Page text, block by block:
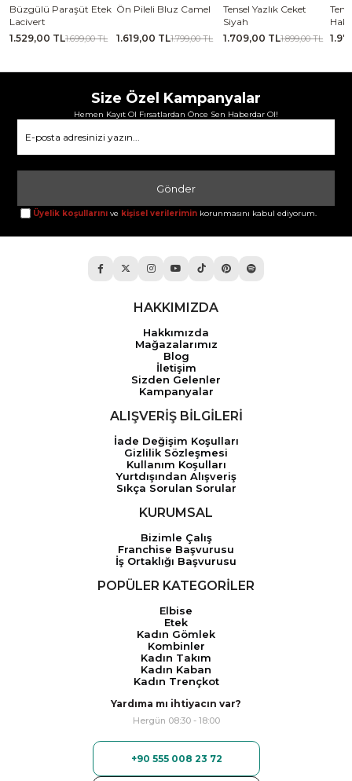
Büzgülü Paraşüt Etek
Lacivert
1.529,00 TL1.699,00 TL
Ön Pileli Bluz Camel
1.619,00 TL1.799,00 TL
Tensel Yazlık Ceket
Siyah
1.709,00 TL1.899,00 TL
Haki
Size Özel Kampanyalar
Hemen Kayıt Ol Fırsatlardan Önce Sen Haberdar Ol!
Gönder
Üyelik koşullarını ve kişisel verilerimin korunmasını kabul ediyorum.
HAKKIMIZDA
Hakkımızda
Mağazalarımız
Blog
İletişim
Sizden Gelenler
Kampanyalar
ALIŞVERİŞ BİLGİLERİ
İade Değişim Koşulları
Gizlilik Sözleşmesi
Kullanım Koşulları
Yurtdışından Alışveriş
Sıkça Sorulan Sorular
KURUMSAL
Bizimle Çalış
Franchise Başvurusu
İş Ortaklığı Başvurusu
POPÜLER KATEGORİLER
Elbise
Etek
Kadın Gömlek
Kombinler
Kadın Takım
Kadın Kaban
Kadın Trençkot
Yardıma mı ihtiyacın var?
Hergün 08:30 - 18:00
+90 555 008 23 72